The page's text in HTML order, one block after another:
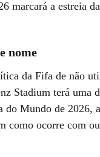
marcará a estreia
nome
da Fifa de não
Stadium terá uma
do Mundo de 2026,
como ocorre com